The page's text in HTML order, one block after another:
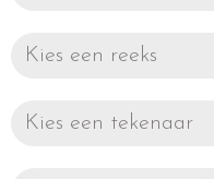
Kies een reeks
Kies een tekenaar